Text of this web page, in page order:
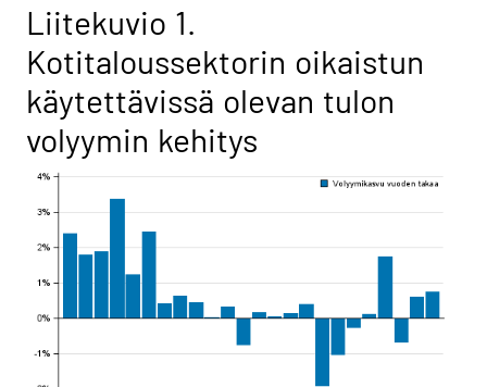
Liitekuvio 1.
Kotitaloussektorin oikaistun
käytettävissä olevan tulon
volyymin kehitys